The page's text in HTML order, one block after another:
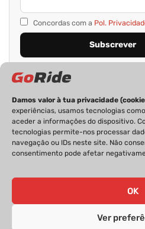
Damos valor à tua privacidade
experiências, usamos tecnologias
aceder a informações do dispositivo.
tecnologias permite-nos processar
navegação ou IDs neste site. Não
consentimento pode afetar
OK
Ver
Concordas com a Pol.
PRIVACIDADE FICHA